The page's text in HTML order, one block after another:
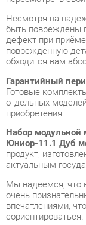
поврежденную
обходится вам
Гарантийный
Готовые
отдельных моделей
приобретения.
Набор модульной
Юниор-11.1 Дуб
продукт,
актуальным
Мы надеемся, что
очень
впечатлениями,
сориентироваться.
Мы предоставляем
обзоры продукции,
связавшись с нами
почту, звонок в